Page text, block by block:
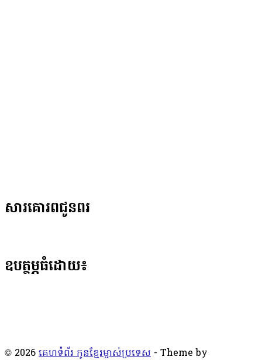
សារគោរពជូនពរ
ឧបត្ថម្ភធំដោយ៖
© 2026 គេហទំព័រ កូនខ្មែរម្ចាស់ប្រទេស - Theme by